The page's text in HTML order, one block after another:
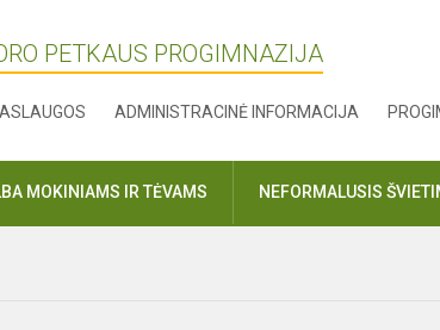
PETKAUS PROGIMNAZIJA
ADMINISTRACINĖ INFORMACIJA
MOKINIAMS IR TĖVAMS NEFORMALUSIS